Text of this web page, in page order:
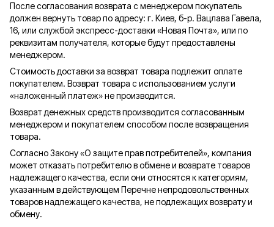
После согласования возврата с менеджером покупатель
должен вернуть товар по адресу: г. Киев, б-р. Вацлава Гавела,
16, или службой экспресс-доставки «Новая Почта», или по
реквизитам получателя, которые будут предоставлены
менеджером.
Стоимость доставки за возврат товара подлежит оплате
покупателем. Возврат товара с использованием услуги
«наложенный платеж» не производится.
Возврат денежных средств производится согласованным
менеджером и покупателем способом после возвращения
товара.
Согласно Закону «О защите прав потребителей», компания
может отказать потребителю в обмене и возврате товаров
надлежащего качества, если они относятся к категориям,
указанным в действующем Перечне непродовольственных
товаров надлежащего качества, не подлежащих возврату и
обмену.